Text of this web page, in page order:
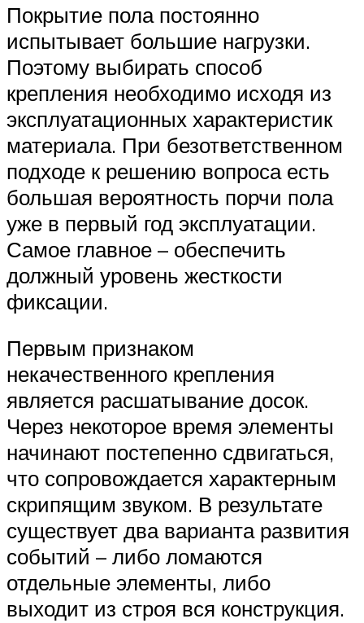
Покрытие пола постоянно
испытывает большие нагрузки.
Поэтому выбирать способ
крепления необходимо исходя из
эксплуатационных характеристик
материала. При безответственном
подходе к решению вопроса есть
большая вероятность порчи пола
уже в первый год эксплуатации.
Самое главное – обеспечить
должный уровень жесткости
фиксации.
Первым признаком
некачественного крепления
является расшатывание досок.
Через некоторое время элементы
начинают постепенно сдвигаться,
что сопровождается характерным
скрипящим звуком. В результате
существует два варианта развития
событий – либо ломаются
отдельные элементы, либо
выходит из строя вся конструкция.